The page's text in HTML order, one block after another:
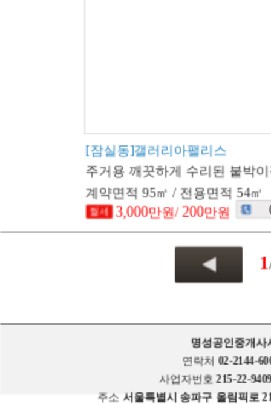
[잠실동]갤러리아팰리스
주거용 깨끗하게 수리된 붙박
계약면적 95㎡ / 전용면적 54㎡
3,000만원/200만원
1
명성공인중개
연락처 02-2144-
사업자번호 215-22-
주소 서울특별시 송파구 올림픽로